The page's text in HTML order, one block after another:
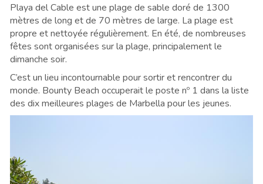
Playa del Cable est une plage de sable doré de 1300
mètres de long et de 70 mètres de large. La plage est
propre et nettoyée régulièrement. En été, de nombreuses
fêtes sont organisées sur la plage, principalement le
dimanche soir.
C’est un lieu incontournable pour sortir et rencontrer du
monde. Bounty Beach occuperait le poste nº 1 dans la liste
des dix meilleures plages de Marbella pour les jeunes.